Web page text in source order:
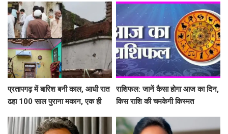
प्रतापगढ़ में बारिश बनी काल, आधी रात
ढहा 100 साल पुराना मकान, एक ही
राशिफल: जानें कैसा होगा आज का दिन,
किस राशि की चमकेगी किस्मत